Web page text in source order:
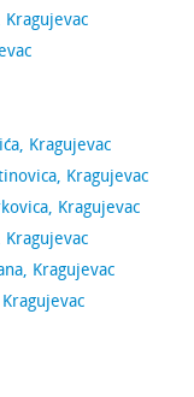
Kragujevac
Kragujevac
Kragujevac
Kragujevac
Kragujevac